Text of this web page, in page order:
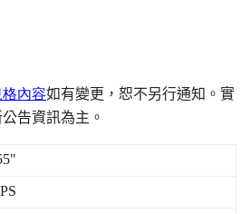
內容如有變更，恕不另行通知。實
告資訊為主。